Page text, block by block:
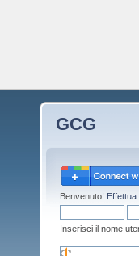
GCG
Benvenuto!
Inserisci il nome